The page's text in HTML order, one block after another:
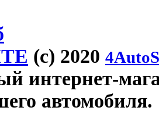
(c) 2020
интернет-
автомобиля.